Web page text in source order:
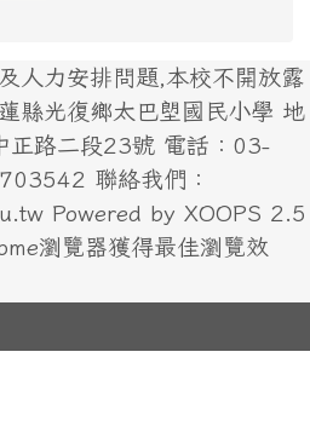
人力安排問題,本校不開放露
縣光復鄉太巴塱國民小學 地
正路二段23號 電話：03-
聯絡我們：
Powered by XOOPS 2.5
瀏覽器獲得最佳瀏覽效